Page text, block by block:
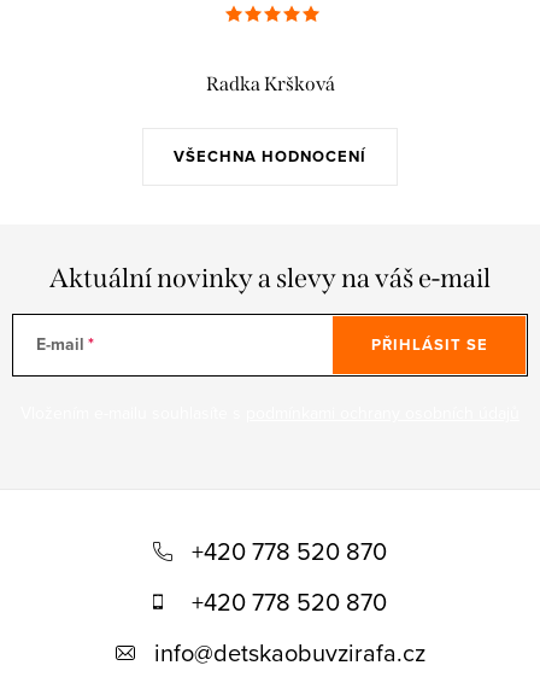
VŠECHNA HODNOCENÍ
Radka Kršková
Aktuální novinky a slevy na váš e-mail
E-mail PŘIHLÁSIT SE
+420 778 520 870
+420 778 520 870
info@detskaobuvzirafa.cz